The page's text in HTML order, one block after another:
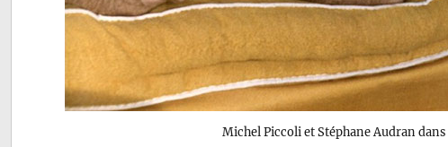
Michel Piccoli et Stéphane Audran dans